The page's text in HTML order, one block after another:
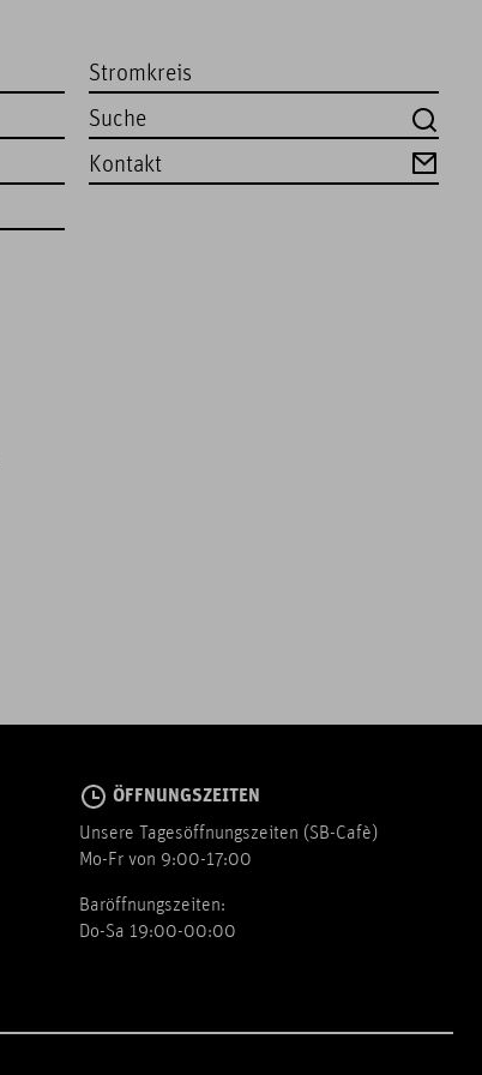
Stromkreis
Kontakt
ÖFFNUNGSZEITEN
Unsere Tagesöffnungszeiten (SB-Cafè)
Mo-Fr von 9:00-17:00
Baröffnungszeiten:
Do-Sa 19:00-00:00